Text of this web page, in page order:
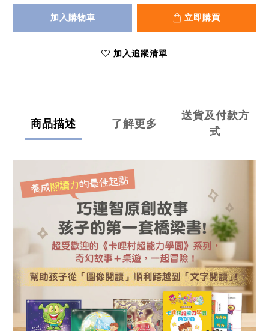
加入購物車 立即購買
加入追蹤清單
商品描述 了解更多
送貨及付款方
式